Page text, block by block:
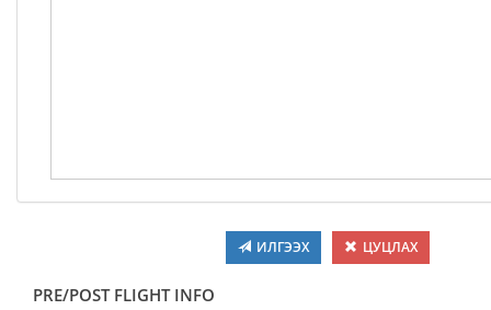
ИЛГЭЭХ ЦУЦЛАХ
PRE/POST FLIGHT INFO